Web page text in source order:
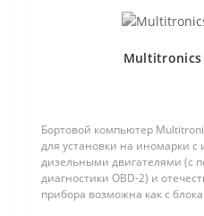
Multitronics
Бортовой компьютер
для установки на иномарки
дизельными двигателями (с
диагностики OBD-2) и
прибора возможна как с